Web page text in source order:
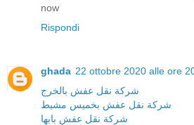
now
Rispondi
ghada 22 ottobre 2020 alle ore
شركة نقل عفش بالخرج
شركة نقل عفش بخميس مشيط
شركة نقل عفش بابها